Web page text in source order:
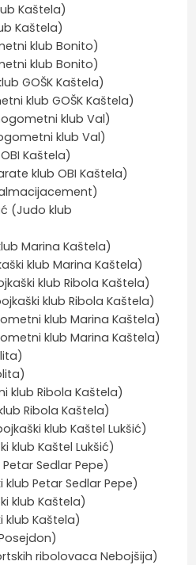
Kaštela)
Kaštela)
klub Bonito)
klub Bonito)
GOŠK Kaštela)
klub GOŠK Kaštela)
klub Val)
klub Val)
Kaštela)
klub OBI Kaštela)
(Judo klub
Marina Kaštela)
klub Marina Kaštela)
klub Ribola Kaštela)
klub Ribola Kaštela)
klub Marina Kaštela)
klub Marina Kaštela)
klub Ribola Kaštela)
Ribola Kaštela)
klub Kaštel Lukšić)
klub Kaštel Lukšić)
Sedlar Pepe)
Petar Sedlar Pepe)
klub Kaštela)
klub Kaštela)
ribolovaca Nebojšija)